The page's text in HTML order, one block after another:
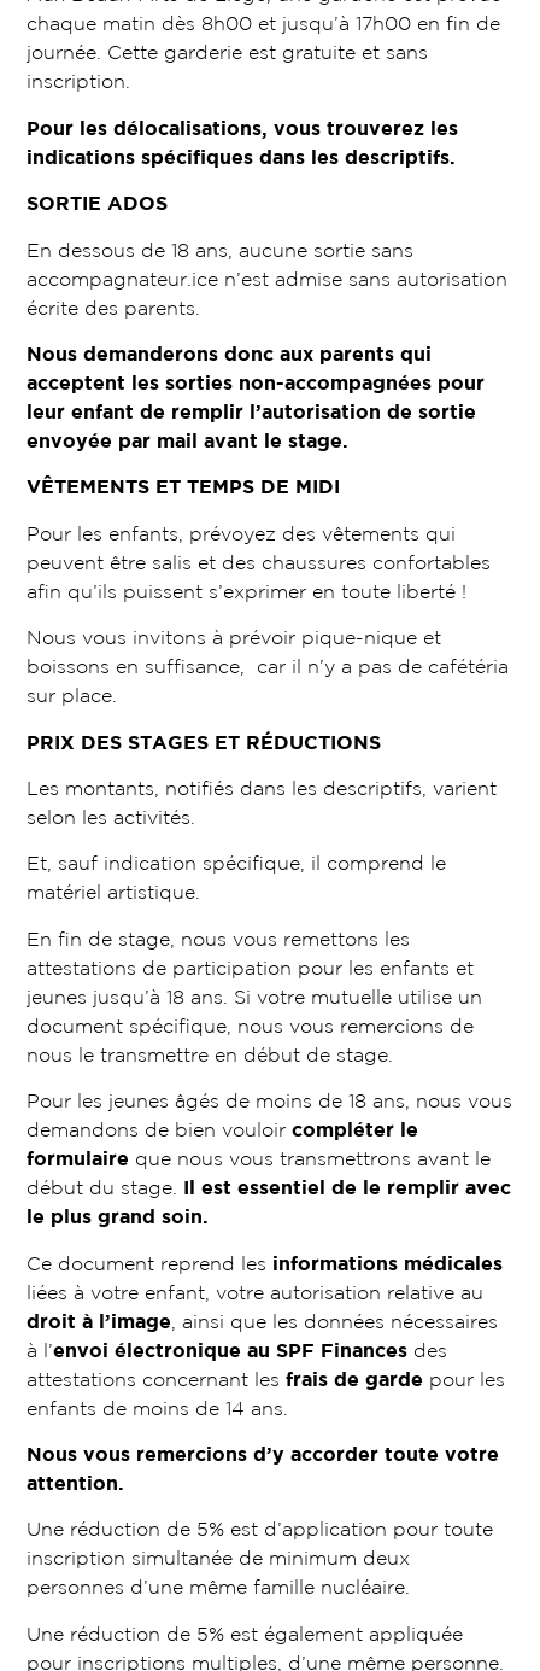
chaque matin dès 8h00 et jusqu’à 17h00 en fin de
journée. Cette garderie est gratuite et sans
inscription.
Pour les délocalisations, vous trouverez les
indications spécifiques dans les descriptifs.
SORTIE ADOS
En dessous de 18 ans, aucune sortie sans
accompagnateur.ice n’est admise sans autorisation
écrite des parents.
Nous demanderons donc aux parents qui
acceptent les sorties non-accompagnées pour
leur enfant de remplir l’autorisation de sortie
envoyée par mail avant le stage.
VÊTEMENTS ET TEMPS DE MIDI
Pour les enfants, prévoyez des vêtements qui
peuvent être salis et des chaussures confortables
afin qu’ils puissent s’exprimer en toute liberté !
Nous vous invitons à prévoir pique-nique et
boissons en suffisance, car il n’y a pas de cafétéria
sur place.
PRIX DES STAGES ET RÉDUCTIONS
Les montants, notifiés dans les descriptifs, varient
selon les activités.
Et, sauf indication spécifique, il comprend le
matériel artistique.
En fin de stage, nous vous remettons les
attestations de participation pour les enfants et
jeunes jusqu’à 18 ans. Si votre mutuelle utilise un
document spécifique, nous vous remercions de
nous le transmettre en début de stage.
Pour les jeunes âgés de moins de 18 ans, nous vous
demandons de bien vouloircompléter le
formulaire que nous vous transmettrons avant le
début du stage. Il est essentiel de le remplir avec
le plus grand soin.
Ce document reprend les informations médicales
liées à votre enfant, votre autorisation relative au
droit à l’image , ainsi que les données nécessaires
à l’envoi électronique au SPF Finances des
attestations concernant les frais de garde pour les
enfants de moins de 14 ans.
Nous vous remercions d’y accorder toute votre
attention.
Une réduction de 5% est d’application pour toute
inscription simultanée de minimum deux
personnes d’une même famille nucléaire.
Une réduction de 5% est également appliquée
pour inscriptions multiples, d’une même personne.